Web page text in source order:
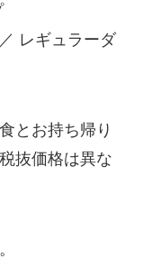
レギュラーダ
とお持ち帰り
抜価格は異な